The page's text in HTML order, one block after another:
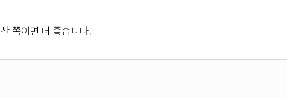
쪽이면 더 좋습니다.